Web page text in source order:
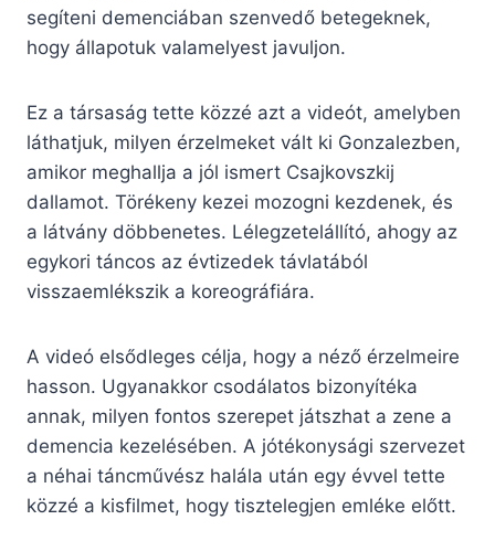
segíteni demenciában szenvedő betegeknek,
hogy állapotuk valamelyest javuljon.
Ez a társaság tette közzé azt a videót, amelyben
láthatjuk, milyen érzelmeket vált ki Gonzalezben,
amikor meghallja a jól ismert Csajkovszkij
dallamot. Törékeny kezei mozogni kezdenek, és
a látvány döbbenetes. Lélegzetelállító, ahogy az
egykori táncos az évtizedek távlatából
visszaemlékszik a koreográfiára.
A videó elsődleges célja, hogy a néző érzelmeire
hasson. Ugyanakkor csodálatos bizonyítéka
annak, milyen fontos szerepet játszhat a zene a
demencia kezelésében. A jótékonysági szervezet
a néhai táncművész halála után egy évvel tette
közzé a kisfilmet, hogy tisztelegjen emléke előtt.